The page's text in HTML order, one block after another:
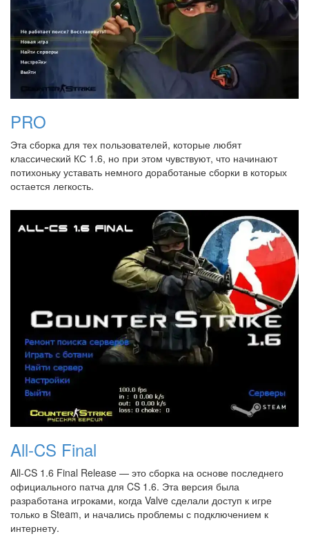
PRO
Эта сборка для тех пользователей, которые любят
классический КС 1.6, но при этом чувствуют, что начинают
потихоньку уставать немного доработаные сборки в которых
остается легкость.
All-CS Final
All-CS 1.6 Final Release — это сборка на основе последнего
официального патча для CS 1.6. Эта версия была
разработана игроками, когда Valve сделали доступ к игре
только в Steam, и начались проблемы с подключением к
интернету.